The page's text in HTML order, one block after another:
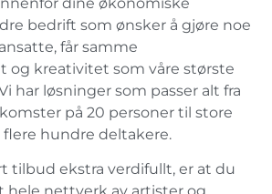
bedrift som ønsker å gjøre noe
får samme
og kreativitet som våre største
har løsninger som passer alt fra
på 20 personer til store
hundre deltakere.
tilbud ekstra verdifullt, er at du